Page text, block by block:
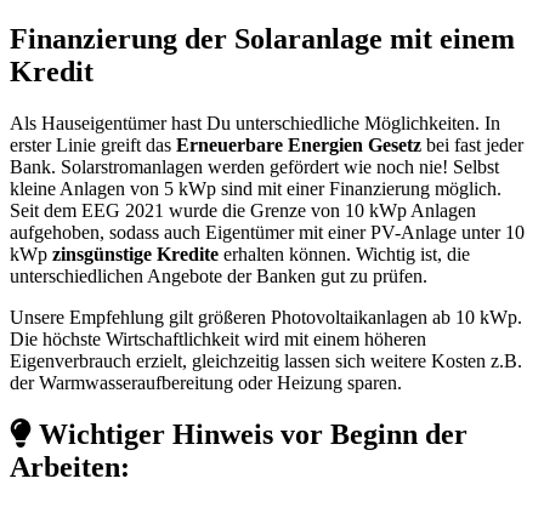
Finanzierung der Solaranlage mit einem
Kredit
Als Hauseigentümer hast Du unterschiedliche Möglichkeiten. In
erster Linie greift das Erneuerbare Energien Gesetz bei fast jeder
Bank. Solarstromanlagen werden gefördert wie noch nie! Selbst
kleine Anlagen von 5 kWp sind mit einer Finanzierung möglich.
Seit dem EEG 2021 wurde die Grenze von 10 kWp Anlagen
aufgehoben, sodass auch Eigentümer mit einer PV-Anlage unter 10
kWp zinsgünstige Kredite erhalten können. Wichtig ist, die
unterschiedlichen Angebote der Banken gut zu prüfen.
Unsere Empfehlung gilt größeren Photovoltaikanlagen ab 10 kWp.
Die höchste Wirtschaftlichkeit wird mit einem höheren
Eigenverbrauch erzielt, gleichzeitig lassen sich weitere Kosten z.B.
der Warmwasseraufbereitung oder Heizung sparen.
Wichtiger Hinweis vor Beginn der
Arbeiten: